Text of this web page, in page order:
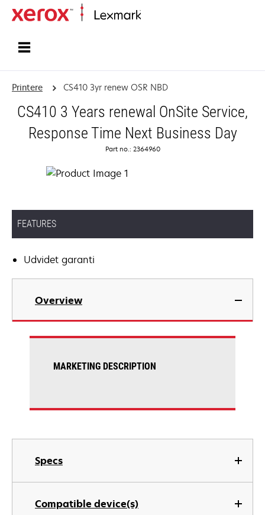
Printere CS410 3yr renew OSR NBD
CS410 3 Years renewal OnSite Service,
Response Time Next Business Day
Part no.: 2364960
FEATURES
Udvidet garanti
Overview
Specs
Compatible device(s)
MARKETING DESCRIPTION